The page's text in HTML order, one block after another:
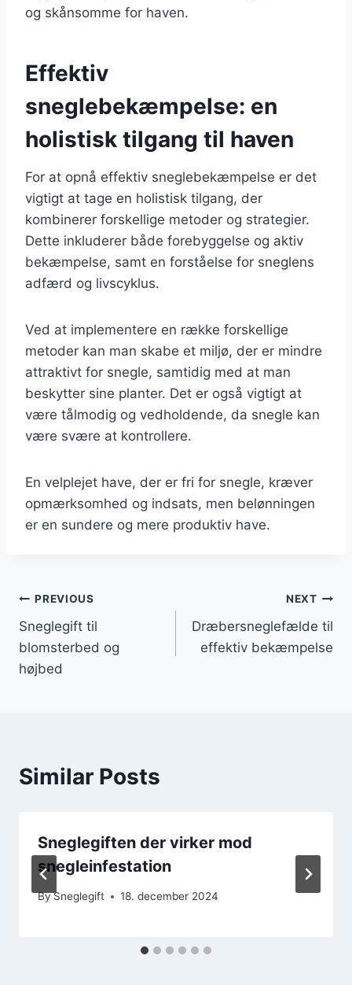
og skånsomme for haven.
Effektiv
sneglebekæmpelse: en
holistisk tilgang til haven
For at opnå effektiv sneglebekæmpelse er det
vigtigt at tage en holistisk tilgang, der
kombinerer forskellige metoder og strategier.
Dette inkluderer både forebyggelse og aktiv
bekæmpelse, samt en forståelse for sneglens
adfærd og livscyklus.
Ved at implementere en række forskellige
metoder kan man skabe et miljø, der er mindre
attraktivt for snegle, samtidig med at man
beskytter sine planter. Det er også vigtigt at
være tålmodig og vedholdende, da snegle kan
være svære at kontrollere.
En velplejet have, der er fri for snegle, kræver
opmærksomhed og indsats, men belønningen
er en sundere og mere produktiv have.
Indlægsnavigation
PREVIOUS
Sneglegift til
blomsterbed og
højbed
NEXT
Dræbersneglefælde til
effektiv bekæmpelse
Similar Posts
Sneglegiften der virker mod
snegleinfestation
BySneglegift 18. december 2024